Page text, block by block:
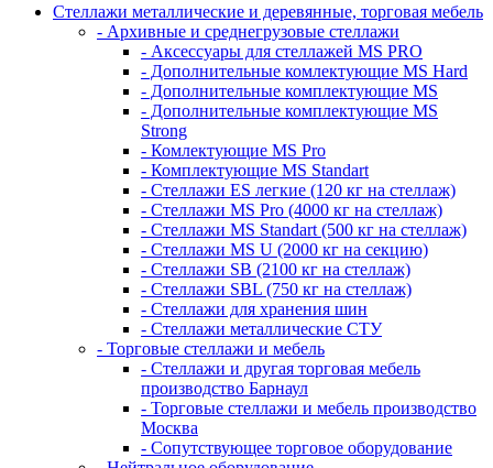
Стеллажи металлические и деревянные, торговая мебель
- Архивные и среднегрузовые стеллажи
- Аксессуары для стеллажей MS PRO
- Дополнительные комлектующие MS Hard
- Дополнительные комплектующие MS
- Дополнительные комплектующие MS
Strong
- Комлектующие MS Pro
- Комплектующие MS Standart
- Стеллажи ES легкие (120 кг на стеллаж)
- Стеллажи MS Pro (4000 кг на стеллаж)
- Стеллажи MS Standart (500 кг на стеллаж)
- Стеллажи MS U (2000 кг на секцию)
- Стеллажи SB (2100 кг на стеллаж)
- Стеллажи SBL (750 кг на стеллаж)
- Стеллажи для хранения шин
- Стеллажи металлические СТУ
- Торговые стеллажи и мебель
- Стеллажи и другая торговая мебель
производство Барнаул
- Торговые стеллажи и мебель производство
Москва
- Сопутствующее торговое оборудование